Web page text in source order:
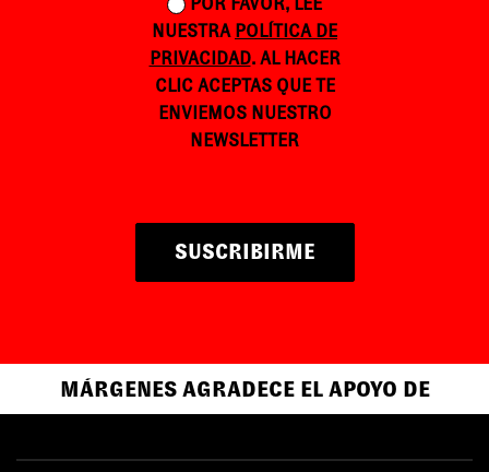
NUESTRA POLÍTICA DE
PRIVACIDAD. AL HACER
CLIC ACEPTAS QUE TE
ENVIEMOS NUESTRO
NEWSLETTER
SUSCRIBIRME
MÁRGENES AGRADECE EL APOYO DE